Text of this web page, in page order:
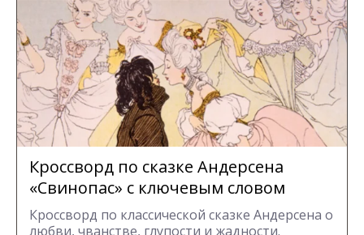
Кроссворд по сказке Андерсена
«Свинопас» с ключевым словом
Кроссворд по классической сказке Андерсена о
любви, чванстве, глупости и жадности.